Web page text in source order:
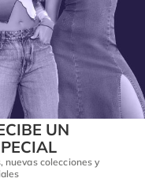
UN
nuevas colecciones y